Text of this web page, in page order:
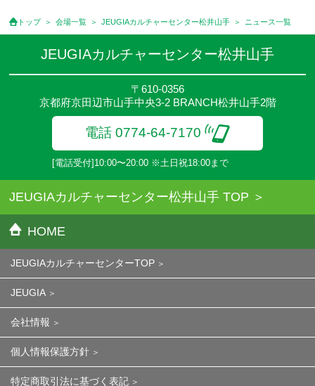
トップ 会場一覧 JEUGIAカルチャーセンター松井山手 ニュース一覧
JEUGIAカルチャーセンター松井山手
〒610-0356
京都府京田辺市山手中央3-2 BRANCH松井山手2階
電話 0774-64-7170
[電話受付]10:00〜20:00 ※土日祝18:00まで
JEUGIAカルチャーセンター松井山手 TOP
HOME
JEUGIAカルチャーセンターTOP
JEUGIA
会社情報
個人情報保護方針
特定商取引法に基づく表記